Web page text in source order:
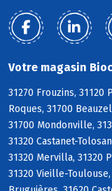
Votre magasin
31270 Frouzins, 31120
Roques, 31700
31700 Mondonville,
31320 Castanet-
31320 Mervilla, 31320
31320 Vieille-